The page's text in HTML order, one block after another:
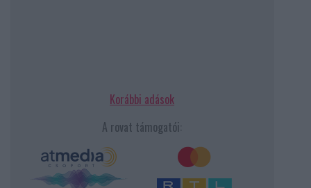
Korábbi adások
A rovat támogatói: